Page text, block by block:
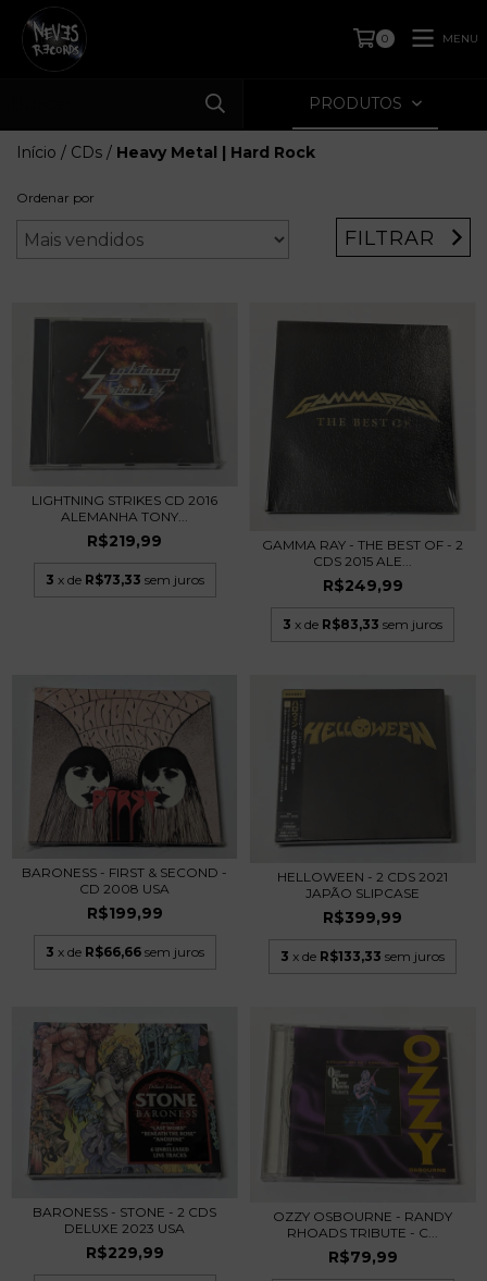
0 MENU
PRODUTOS
Início / CDs / Heavy Metal | Hard Rock
Ordenar por
FILTRAR
LIGHTNING STRIKES CD 2016
ALEMANHA TONY...
R$219,99
3 x de R$73,33 sem juros
GAMMA RAY - THE BEST OF - 2
CDS 2015 ALE...
R$249,99
3 x de R$83,33 sem juros
BARONESS - FIRST & SECOND -
CD 2008 USA
R$199,99
3 x de R$66,66 sem juros
HELLOWEEN - 2 CDS 2021
JAPÃO SLIPCASE
R$399,99
3 x de R$133,33 sem juros
BARONESS - STONE - 2 CDS
DELUXE 2023 USA
R$229,99
OZZY OSBOURNE - RANDY
RHOADS TRIBUTE - C...
R$79,99